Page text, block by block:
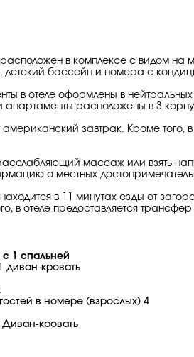
в комплексе с видом на
детский бассейн и номера с
в отеле оформлены в
расположены в 3
американский завтрак. Кроме
расслабляющий массаж или взять
о местных
в 11 минутах езды от
в отеле предоставляется
1 спальней
диван-кровать
в номере (взрослых) 4
Диван-кровать